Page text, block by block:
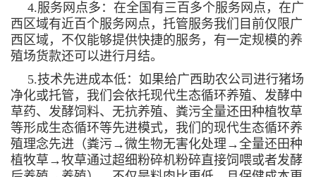
4.服务网点多：在全国有三百多个服务网点，在广
西区域有近百个服务网点，托管服务我们目前仅限广
西区域，不仅能够提供快捷的服务，有一定规模的养
殖场货款还可以进行月结。
5.技术先进成本低：如果给广西助农公司进行猪场
净化或托管，我们会依托现代生态循环养殖、发酵中
草药、发酵饲料、无抗养殖、粪污全量还田种植牧草
等形成生态循环等先进模式，我们的现代生态循环养
殖理念先进（粪污→微生物无害化处理→全量还田种
植牧草→牧草通过超细粉碎机粉碎直接饲喂或者发酵